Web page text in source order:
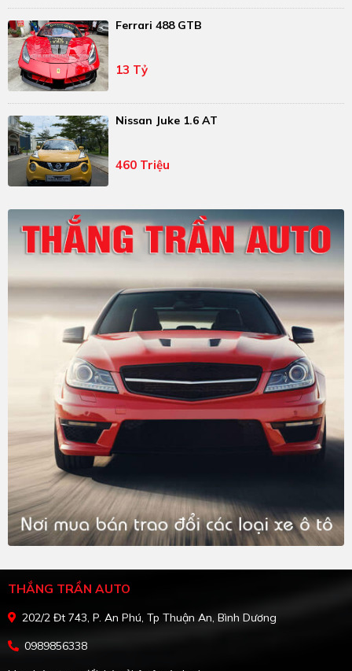
Ferrari 488 GTB
13 Tỷ
Nissan Juke 1.6 AT
460 Triệu
THẮNG TRẦN AUTO
202/2 Đt 743, P. An Phú, Tp Thuận An, Bình Dương
0989856338